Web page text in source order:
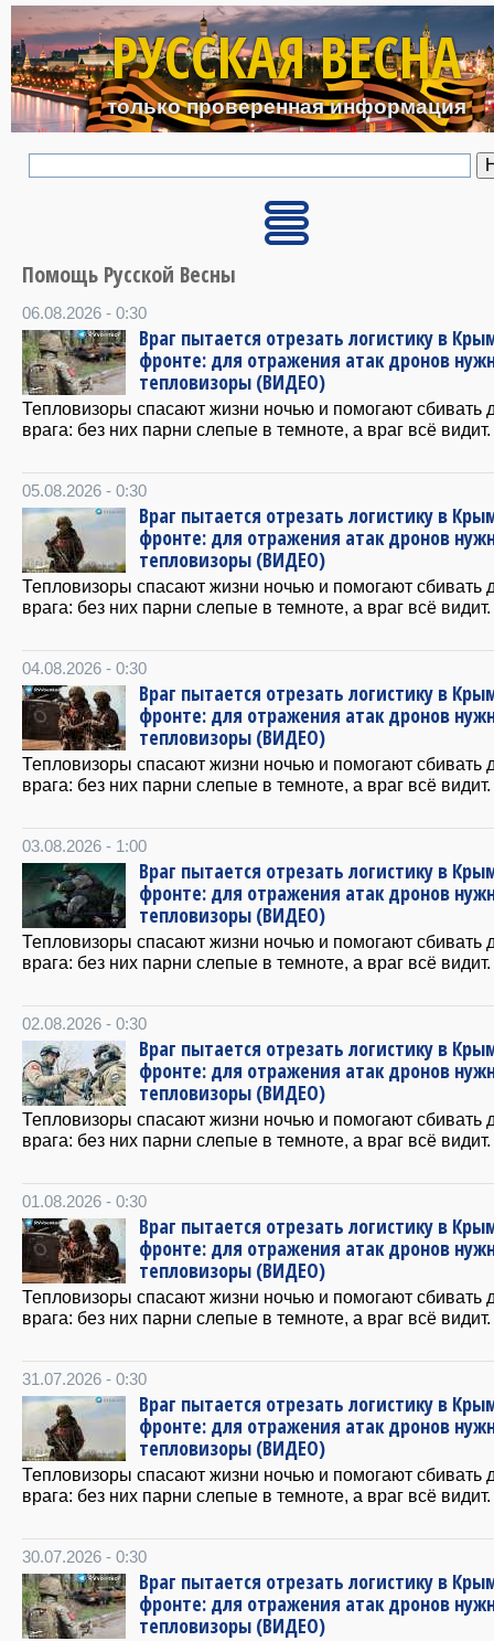
Перейти к основному
РУССКАЯ ВЕСНА
только проверенная информация
Помощь Русской Весны
06.08.2026 - 0:30
Враг пытается отрезать логистику в
фронте: для отражения атак дронов
тепловизоры (ВИДЕО)
Тепловизоры спасают жизни ночью и помогают сбивать
врага: без них парни слепые в темноте, а враг всё видит.
05.08.2026 - 0:30
Враг пытается отрезать логистику в
фронте: для отражения атак дронов
тепловизоры (ВИДЕО)
Тепловизоры спасают жизни ночью и помогают сбивать
врага: без них парни слепые в темноте, а враг всё видит.
04.08.2026 - 0:30
Враг пытается отрезать логистику в
фронте: для отражения атак дронов
тепловизоры (ВИДЕО)
Тепловизоры спасают жизни ночью и помогают сбивать
врага: без них парни слепые в темноте, а враг всё видит.
03.08.2026 - 1:00
Враг пытается отрезать логистику в
фронте: для отражения атак дронов
тепловизоры (ВИДЕО)
Тепловизоры спасают жизни ночью и помогают сбивать
врага: без них парни слепые в темноте, а враг всё видит.
02.08.2026 - 0:30
Враг пытается отрезать логистику в
фронте: для отражения атак дронов
тепловизоры (ВИДЕО)
Тепловизоры спасают жизни ночью и помогают сбивать
врага: без них парни слепые в темноте, а враг всё видит.
01.08.2026 - 0:30
Враг пытается отрезать логистику в
фронте: для отражения атак дронов
тепловизоры (ВИДЕО)
Тепловизоры спасают жизни ночью и помогают сбивать
врага: без них парни слепые в темноте, а враг всё видит.
31.07.2026 - 0:30
Враг пытается отрезать логистику в
фронте: для отражения атак дронов
тепловизоры (ВИДЕО)
Тепловизоры спасают жизни ночью и помогают сбивать
врага: без них парни слепые в темноте, а враг всё видит.
30.07.2026 - 0:30
Враг пытается отрезать логистику в
фронте: для отражения атак дронов
тепловизоры (ВИДЕО)